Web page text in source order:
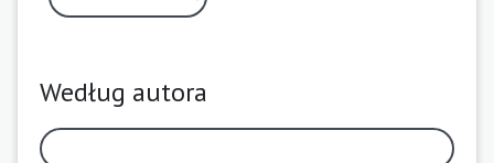
Według autora